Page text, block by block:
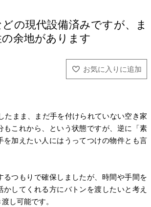
の現代設備済みですが、ま
余地があります
たまま、まだ手を付けられていない空き家
もこれから、という状態ですが、逆に「素
を加えたい人にはうってつけの物件とも言
るつもりで確保しましたが、時間や手間を
してくれる方にバトンを渡したいと考え
し可能です。